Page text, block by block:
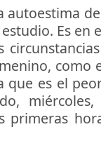
autoestima
Es en
como
que es el
primeras